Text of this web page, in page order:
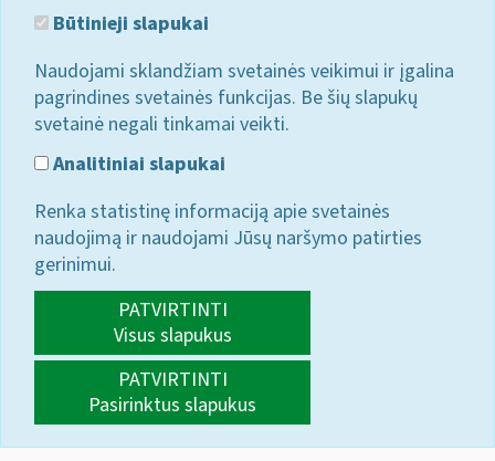
Būtinieji slapukai
Naudojami sklandžiam svetainės veikimui ir įgalina
pagrindines svetainės funkcijas. Be šių slapukų
svetainė negali tinkamai veikti.
Analitiniai slapukai
Renka statistinę informaciją apie svetainės
naudojimą ir naudojami Jūsų naršymo patirties
gerinimui.
PATVIRTINTI
Visus slapukus
PATVIRTINTI
Pasirinktus slapukus